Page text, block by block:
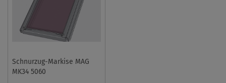
Schnurzug-Markise MAG
MK34 5060